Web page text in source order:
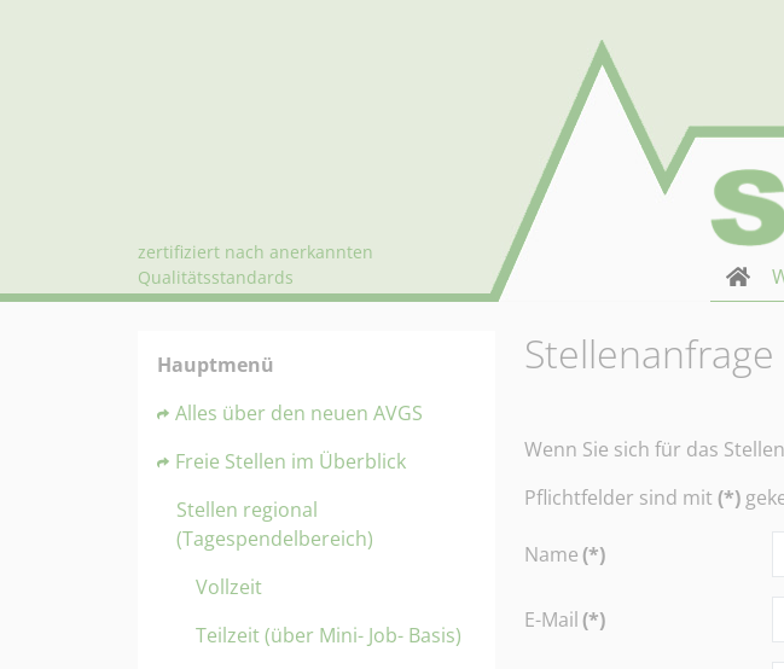
zertifiziert nach anerkannten
Qualitätsstandards
Hauptmenü
Alles über den neuen AVGS
Freie Stellen im Überblick
Stellen regional
(Tagespendelbereich)
Vollzeit
Teilzeit (über Mini- Job- Basis)
Stellenanfrage
Wenn Sie sich für das
Pflichtfelder sind mit (*)
Name(*)
E-Mail(*)